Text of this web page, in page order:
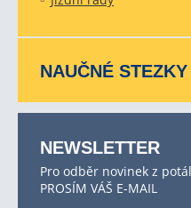
NAUČNÉ STEZKY
NEWSLETTER
Pro odběr novinek z
PROSÍM VÁŠ E-MAIL